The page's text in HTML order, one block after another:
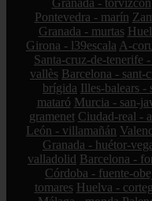
Granada - torvizcón
Pontevedra - marín
Granada - murtas
Girona - l39escala A-
Santa-cruz-de-tenerife
vallès Barcelona - sant-
brígida Illes-balears -
mataró Murcia - san-
gramenet Ciudad-real -
León - villamañán
Granada - huétor-
valladolid Barcelona -
Córdoba - fuente-
tomares Huelva -